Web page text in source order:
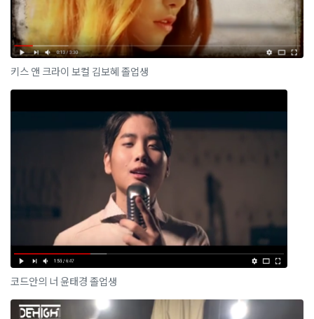
키스 앤 크라이 보컬 김보혜 졸업생
코드안의 너 윤태경 졸업생